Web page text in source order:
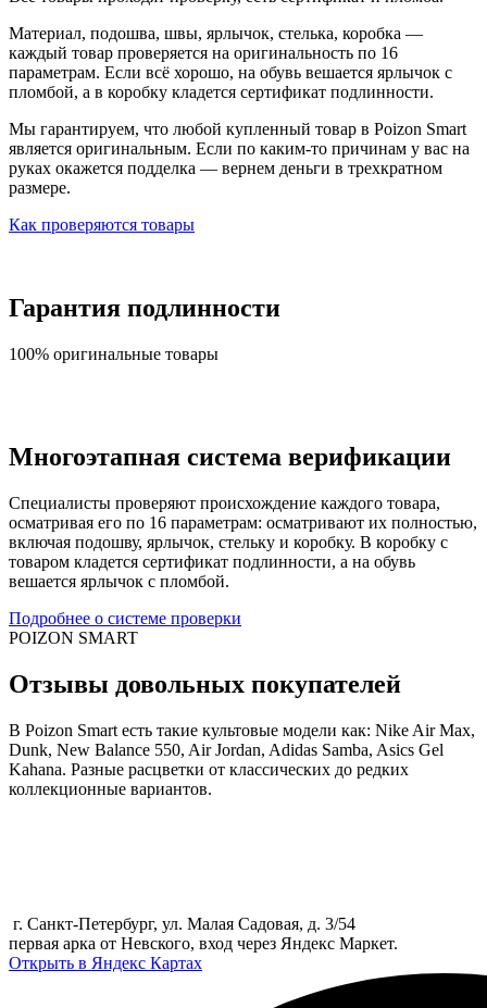
Материал, подошва, швы, ярлычок, стелька, коробка —
каждый товар проверяется на оригинальность по 16
параметрам. Если всё хорошо, на обувь вешается ярлычок с
пломбой, а в коробку кладется сертификат подлинности.
Мы гарантируем, что любой купленный товар в Poizon Smart
является оригинальным. Если по каким-то причинам у вас на
руках окажется подделка — вернем деньги в трехкратном
размере.
Как проверяются товары
Гарантия подлинности
100% оригинальные товары
Многоэтапная система верификации
Специалисты проверяют происхождение каждого товара,
осматривая его по 16 параметрам: осматривают их полностью,
включая подошву, ярлычок, стельку и коробку. В коробку с
товаром кладется сертификат подлинности, а на обувь
вешается ярлычок с пломбой.
Подробнее о системе проверки
POIZON SMART
Отзывы довольных покупателей
В Poizon Smart есть такие культовые модели как: Nike Air Max,
Dunk, New Balance 550, Air Jordan, Adidas Samba, Asics Gel
Kahana. Разные расцветки от классических до редких
коллекционные вариантов.
г. Санкт-Петербург, ул. Малая Садовая, д. 3/54
первая арка от Невского, вход через Яндекс Маркет.
Открыть в Яндекс Картах